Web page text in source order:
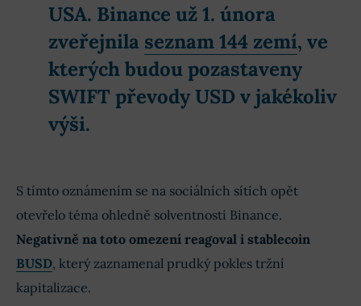
USA. Binance už 1. února
zveřejnila seznam 144 zemí, ve
kterých budou pozastaveny
SWIFT převody USD v jakékoliv
výši.
S tímto oznámením se na sociálních sítích opět
otevřelo téma ohledně solventnosti Binance.
Negativně na toto omezení reagoval i stablecoin
BUSD, který zaznamenal prudký pokles tržní
kapitalizace.